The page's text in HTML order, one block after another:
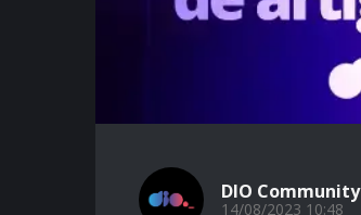
DIO Community
14/08/2023 10:48